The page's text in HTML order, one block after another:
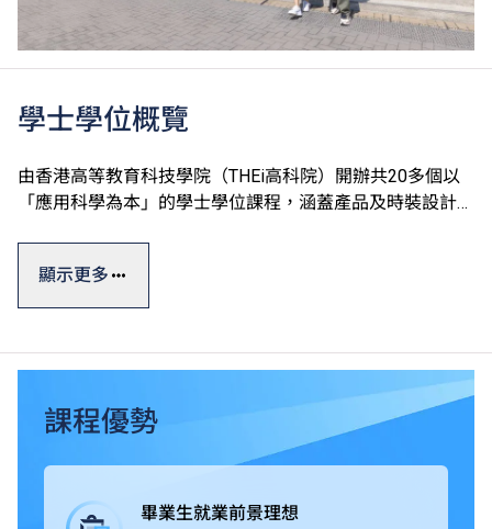
學士學位概覽
由香港高等教育科技學院（THEi高科院）開辦共20多個以
「應用科學為本」的學士學位課程，涵蓋產品及時裝設計、
碼科技及創新商業七大學術領域。
知識，透過應用科學為本的教學方式及着重應用的課程設
計，確保學生能夠做到融會貫通，學以致用。THEi透過與
業界緊密合作，在課程中為學生提供工作綜合學習（Work-
integrated Learning, WIL），學生得以通過專題研習積極與
業界合作，獲取實戰經驗，所掌握的專業技術及知識可以應
顯示更多
課程優勢
畢業生就業前景理想